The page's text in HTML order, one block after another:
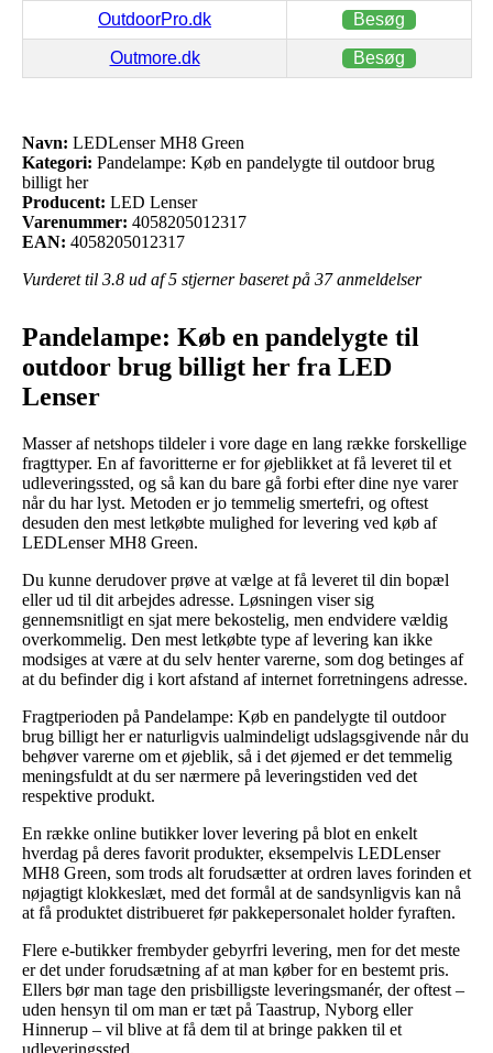
OutdoorPro.dk Besøg
Outmore.dk Besøg
Navn: LEDLenser MH8 Green
Kategori: Pandelampe: Køb en pandelygte til outdoor brug
billigt her
Producent: LED Lenser
Varenummer: 4058205012317
EAN: 4058205012317
Vurderet til 3.8 ud af 5 stjerner baseret på 37anmeldelser
Pandelampe: Køb en pandelygte til
outdoor brug billigt her fra LED
Lenser
Masser af netshops tildeler i vore dage en lang række forskellige
fragttyper. En af favoritterne er for øjeblikket at få leveret til et
udleveringssted, og så kan du bare gå forbi efter dine nye varer
når du har lyst. Metoden er jo temmelig smertefri, og oftest
desuden den mest letkøbte mulighed for levering ved køb af
LEDLenser MH8 Green.
Du kunne derudover prøve at vælge at få leveret til din bopæl
eller ud til dit arbejdes adresse. Løsningen viser sig
gennemsnitligt en sjat mere bekostelig, men endvidere vældig
overkommelig. Den mest letkøbte type af levering kan ikke
modsiges at være at du selv henter varerne, som dog betinges af
at du befinder dig i kort afstand af internet forretningens adresse.
Fragtperioden på Pandelampe: Køb en pandelygte til outdoor
brug billigt her er naturligvis ualmindeligt udslagsgivende når du
behøver varerne om et øjeblik, så i det øjemed er det temmelig
meningsfuldt at du ser nærmere på leveringstiden ved det
respektive produkt.
En række online butikker lover levering på blot en enkelt
hverdag på deres favorit produkter, eksempelvis LEDLenser
MH8 Green, som trods alt forudsætter at ordren laves forinden et
nøjagtigt klokkeslæt, med det formål at de sandsynligvis kan nå
at få produktet distribueret før pakkepersonalet holder fyraften.
Flere e-butikker frembyder gebyrfri levering, men for det meste
er det under forudsætning af at man køber for en bestemt pris.
Ellers bør man tage den prisbilligste leveringsmanér, der oftest –
uden hensyn til om man er tæt på Taastrup, Nyborg eller
Hinnerup – vil blive at få dem til at bringe pakken til et